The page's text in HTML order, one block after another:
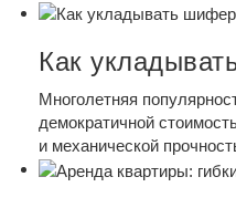
Как
Многолетняя
демократичной
и механической